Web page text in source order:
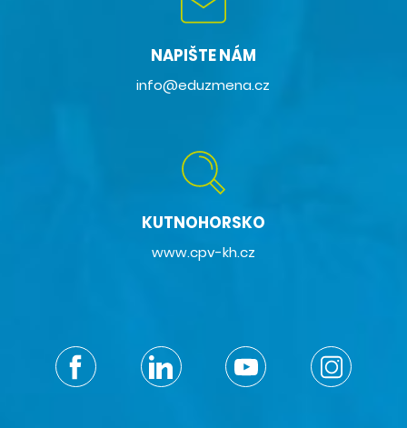
NAPIŠTE NÁM
info@eduzmena.cz
KUTNOHORSKO
www.cpv-kh.cz